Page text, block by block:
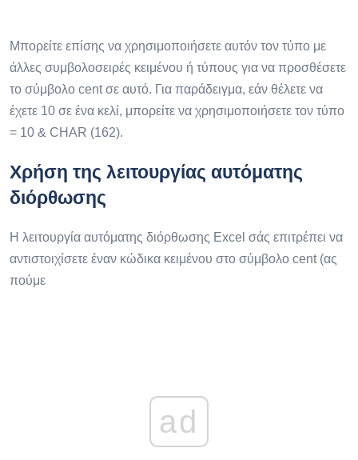
Μπορείτε επίσης να χρησιμοποιήσετε αυτόν τον τύπο με
άλλες συμβολοσειρές κειμένου ή τύπους για να προσθέσετε
το σύμβολο cent σε αυτό. Για παράδειγμα, εάν θέλετε να
έχετε 10 σε ένα κελί, μπορείτε να χρησιμοποιήσετε τον τύπο
= 10 & CHAR (162).
Χρήση της λειτουργίας αυτόματης
διόρθωσης
Η λειτουργία αυτόματης διόρθωσης Excel σάς επιτρέπει να
αντιστοιχίσετε έναν κώδικα κειμένου στο σύμβολο cent (ας
πούμε
ad